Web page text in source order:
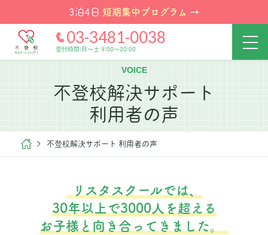
3泊4日 短期集中プログラム →
03-3481-0038
受付時間:月～土 9:00～20:00
VOICE
不登校解決サポート
利用者の声
不登校解決サポート 利用者の声
リスタスクールでは、
30年以上で3000人を超える
お子様と向き合ってきました。